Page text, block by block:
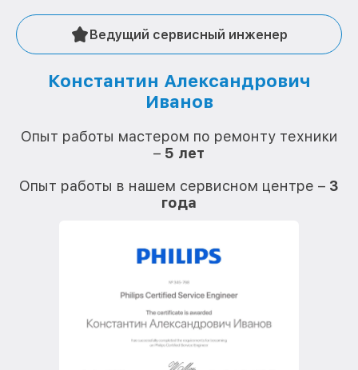
Ведущий сервисный инженер
Константин Александрович
Иванов
Опыт работы мастером по ремонту техники
– 5 лет
Опыт работы в нашем сервисном центре – 3
года